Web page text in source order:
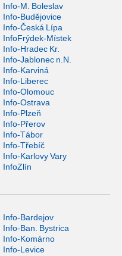
Info-M. Boleslav
Info-Budějovice
Info-Česká Lípa
InfoFrýdek-Místek
Info-Hradec Kr.
Info-Jablonec n.N.
Info-Karviná
Info-Liberec
Info-Olomouc
Info-Ostrava
Info-Plzeň
Info-Přerov
Info-Tábor
Info-Třebíč
Info-Karlovy Vary
InfoZlín
Info-Bardejov
Info-Ban. Bystrica
Info-Komárno
Info-Levice